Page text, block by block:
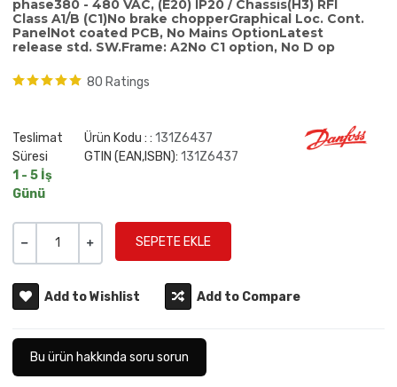
phase380 - 480 VAC, (E20) IP20 / Chassis(H3) RFI
Class A1/B (C1)No brake chopperGraphical Loc. Cont.
PanelNot coated PCB, No Mains OptionLatest
release std. SW.Frame: A2No C1 option, No D op
80 Ratings
Teslimat
Süresi
1 - 5 İş
Günü
Ürün Kodu : : 131Z6437
GTIN (EAN,ISBN): 131Z6437
Add to Wishlist Add to Compare
Bu ürün hakkında soru sorun